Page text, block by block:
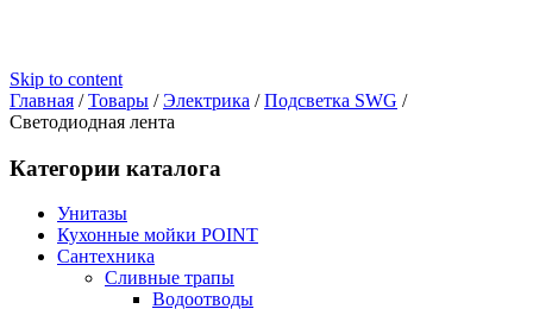
Skip to content
Главная /Товары /Электрика /Подсветка SWG /
Светодиодная лента
Категории каталога
Унитазы
Кухонные мойки POINT
Сантехника
Сливные трапы
Водоотводы